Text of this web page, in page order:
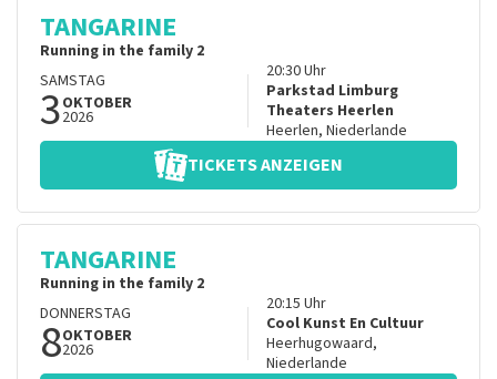
TANGARINE
Running in the family 2
SAMSTAG
3OKTOBER
2026
20:30Uhr
Parkstad Limburg
Theaters Heerlen
Heerlen, Niederlande
TICKETS ANZEIGEN
TANGARINE
Running in the family 2
DONNERSTAG
8OKTOBER
2026
20:15 Uhr
Cool Kunst En Cultuur
Heerhugowaard,
Niederlande